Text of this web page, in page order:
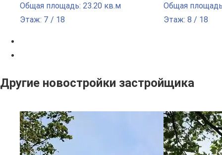
Общая площадь: 23.20 кв.м
Этаж: 7 / 18
Общая
Этаж: 8 / 18
Другие новостройки застройщика